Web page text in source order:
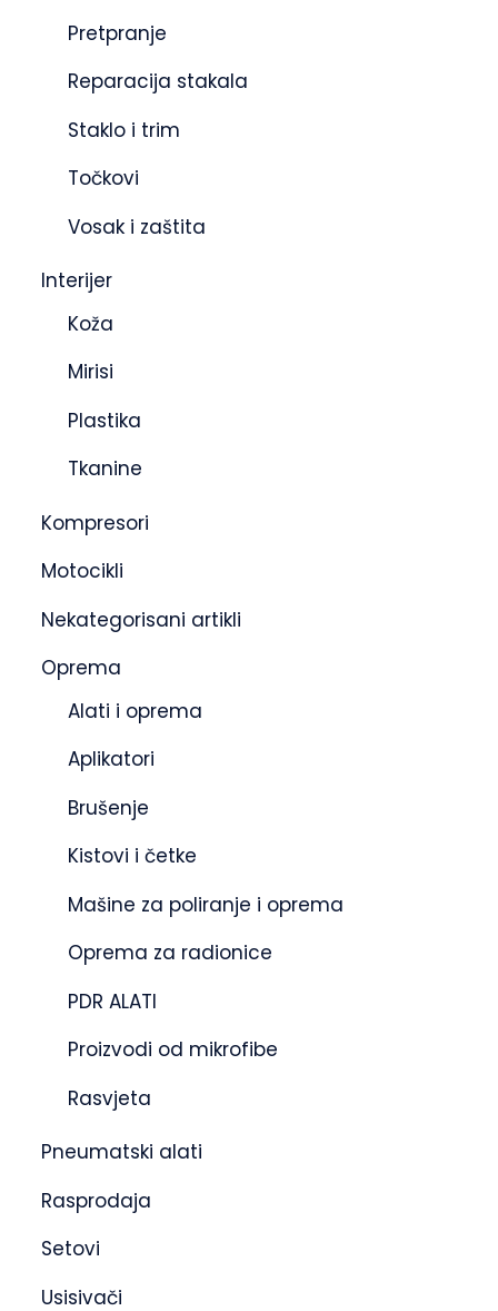
Pretpranje
Reparacija stakala
Staklo i trim
Točkovi
Vosak i zaštita
Interijer
Koža
Mirisi
Plastika
Tkanine
Kompresori
Motocikli
Nekategorisani artikli
Oprema
Alati i oprema
Aplikatori
Brušenje
Kistovi i četke
Mašine za poliranje i oprema
Oprema za radionice
PDR ALATI
Proizvodi od mikrofibe
Rasvjeta
Pneumatski alati
Rasprodaja
Setovi
Usisivači